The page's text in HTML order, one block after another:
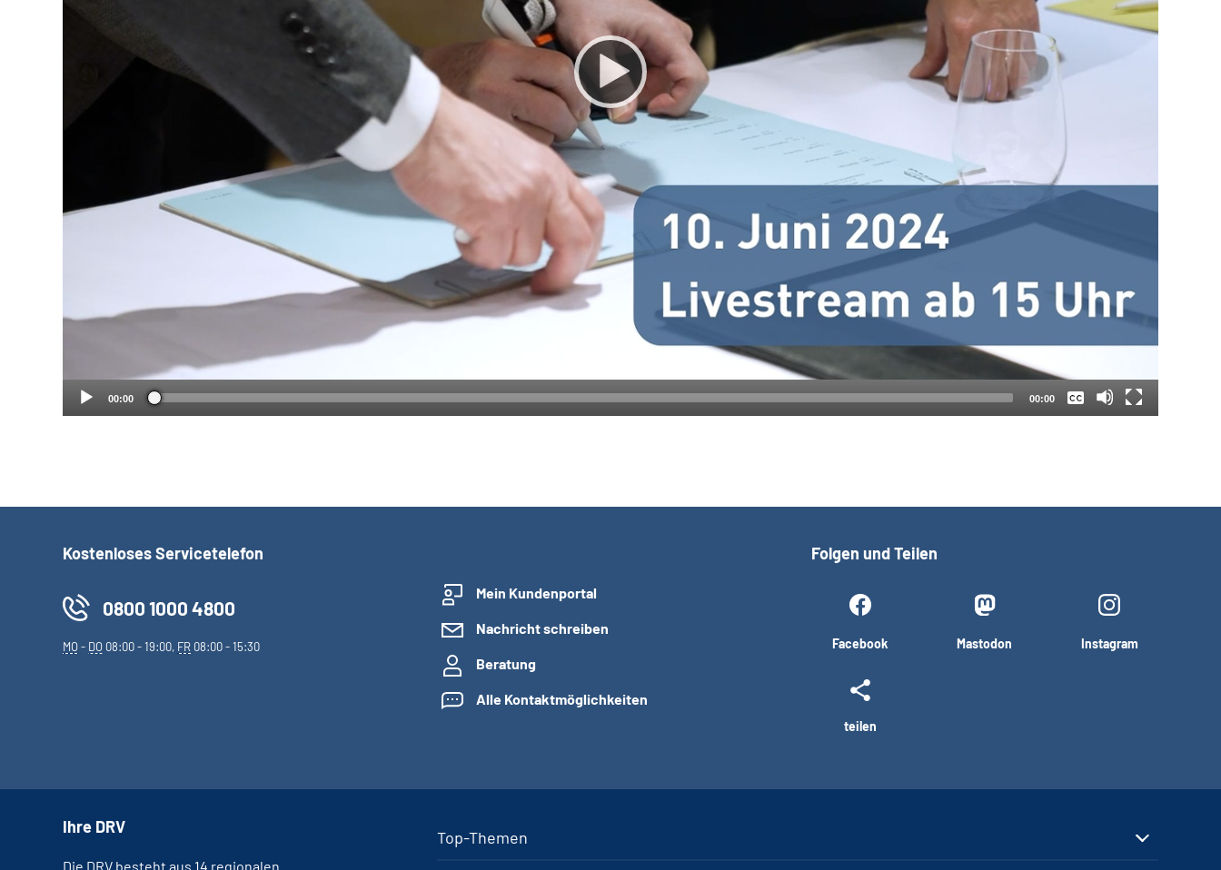
00:00 00:00
Keine
Kostenloses Servicetelefon
0800 1000 4800
MO- DO 08:00 - 19:00, FR 08:00 - 15:30
Mein Kundenportal
Nachricht schreiben
Beratung
Alle Kontaktmöglichkeiten
Folgen und Teilen
Facebook Mastodon Instagram
teilen
Top-Themen
Ihre DRV
Die DRV besteht aus 14 regionalen